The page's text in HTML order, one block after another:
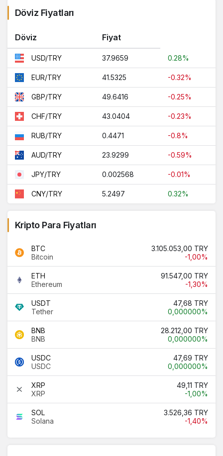
Döviz Fiyatları
Döviz Fiyat
USD/TRY 37.9659 0.28%
EUR/TRY 41.5325 -0.32%
GBP/TRY 49.6416 -0.25%
CHF/TRY 43.0404 -0.23%
RUB/TRY 0.4471 -0.8%
AUD/TRY 23.9299 -0.59%
JPY/TRY 0.002568 -0.01%
CNY/TRY 5.2497 0.32%
Kripto Para Fiyatları
BTC
Bitcoin
3.105.053,00 TRY
-1,00%
ETH
Ethereum
91.547,00 TRY
-1,30%
USDT
Tether
47,68 TRY
0,000000%
BNB
BNB
28.212,00 TRY
0,000000%
USDC
USDC
47,69 TRY
0,000000%
XRP
XRP
49,11 TRY
-1,00%
SOL
Solana
3.526,36 TRY
-1,40%